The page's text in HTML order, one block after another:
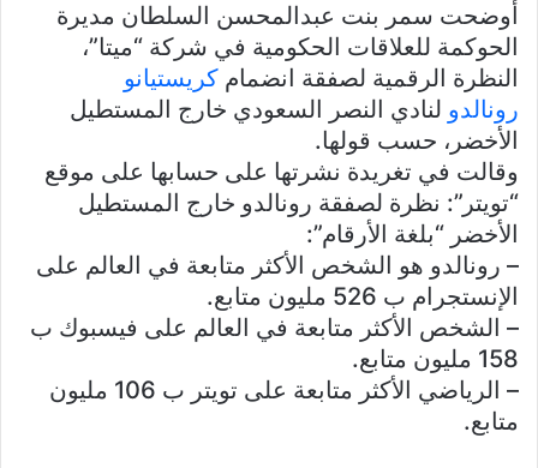
أوضحت سمر بنت عبدالمحسن السلطان مديرة
الحوكمة للعلاقات الحكومية في شركة “ميتا”،
النظرة الرقمية لصفقة انضمام كريستيانو
رونالدو لنادي النصر السعودي خارج المستطيل
الأخضر، حسب قولها.
وقالت في تغريدة نشرتها على حسابها على موقع
“تويتر”: نظرة لصفقة رونالدو خارج المستطيل
الأخضر “بلغة الأرقام”:
– رونالدو هو الشخص الأكثر متابعة في العالم على
الإنستجرام ب 526 مليون متابع.
– الشخص الأكثر متابعة في العالم على فيسبوك ب
158 مليون متابع.
– الرياضي الأكثر متابعة على تويتر ب 106 مليون
متابع.